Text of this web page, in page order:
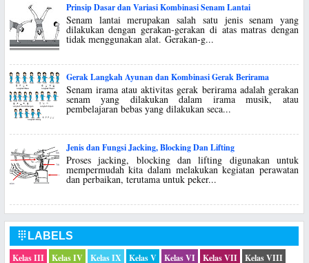
Prinsip Dasar dan Variasi Kombinasi Senam Lantai
Senam lantai merupakan salah satu jenis senam yang
dilakukan dengan gerakan-gerakan di atas matras dengan
tidak menggunakan alat. Gerakan-g...
Gerak Langkah Ayunan dan Kombinasi Gerak Berirama
Senam irama atau aktivitas gerak berirama adalah gerakan
senam yang dilakukan dalam irama musik, atau
pembelajaran bebas yang dilakukan seca...
Jenis dan Fungsi Jacking, Blocking Dan Lifting
Proses jacking, blocking dan lifting digunakan untuk
mempermudah kita dalam melakukan kegiatan perawatan
dan perbaikan, terutama untuk peker...
 LABELS
Kelas III
Kelas IV Kelas IX Kelas V Kelas VI Kelas VII Kelas VIII